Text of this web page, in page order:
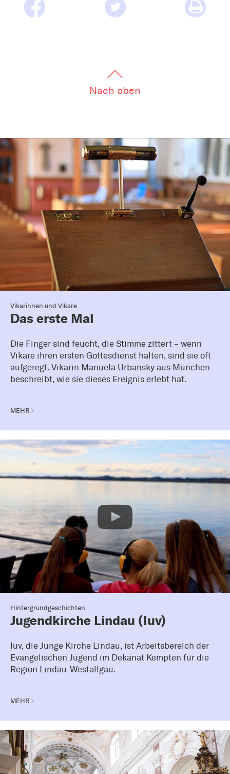
Nach oben
Vikarinnen und Vikare
Das erste Mal
Die Finger sind feucht, die Stimme zittert – wenn
Vikare ihren ersten Gottesdienst halten, sind sie oft
aufgeregt. Vikarin Manuela Urbansky aus München
beschreibt, wie sie dieses Ereignis erlebt hat.
MEHR
Hintergrundgeschichten
Jugendkirche Lindau (luv)
luv, die Junge Kirche Lindau, ist Arbeitsbereich der
Evangelischen Jugend im Dekanat Kempten für die
Region Lindau-Westallgäu.
MEHR